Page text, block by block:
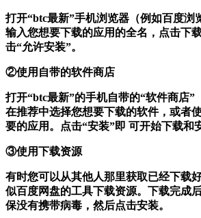
打开“btc最新”手机浏览器（例如百度浏
输入您想要下载的应用的全名，点击下
击“允许安装”。
②使用自带的软件商店
打开“btc最新”的手机自带的“软件商店”
在推荐中选择您想要下载的软件，或者
要的应用。点击“安装”即 可开始下载和
③使用下载资源
有时您可以从其他人那里获取已经下载
似百度网盘的工具下载资源。下载完成
保没有携带病毒，然后点击安装。